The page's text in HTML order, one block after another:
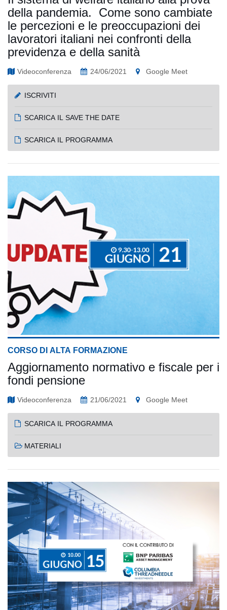
della pandemia. Come sono cambiate
le percezioni e le preoccupazioni dei
lavoratori italiani nei confronti della
previdenza e della sanità
Videoconferenza 24/06/2021 Google Meet
ISCRIVITI
SCARICA IL SAVE THE DATE
SCARICA IL PROGRAMMA
CORSO DI ALTA FORMAZIONE
Aggiornamento normativo e fiscale per i
fondi pensione
Videoconferenza 21/06/2021 Google Meet
SCARICA IL PROGRAMMA
MATERIALI